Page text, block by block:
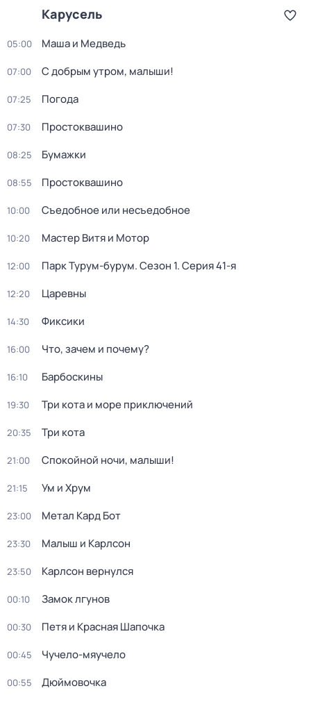
Карусель
05:00 Маша и Медведь
07:00 С добрым утром, малыши!
07:25 Погода
07:30 Простоквашино
08:25 Бумажки
08:55 Простоквашино
10:00 Съедобное или несъедобное
10:20 Мастер Витя и Мотор
12:00 Парк Турум-бурум. Сезон 1. Серия 41-я
12:20 Царевны
14:30 Фиксики
16:00 Что, зачем и почему?
16:10 Барбоскины
19:30 Три кота и море приключений
20:35 Три кота
21:00 Спокойной ночи, малыши!
21:15 Ум и Хрум
23:00 Метал Кард Бот
23:30 Малыш и Карлсон
23:50 Карлсон вернулся
00:10 Замок лгунов
00:30 Петя и Красная Шапочка
00:45 Чучело-мяучело
00:55 Дюймовочка